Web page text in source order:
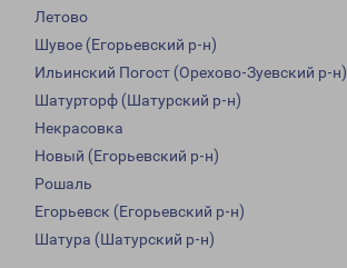
Летово
Шувое (Егорьевский р-н)
Ильинский Погост (Орехово-Зуевский р-н)
Шатурторф (Шатурский р-н)
Некрасовка
Новый (Егорьевский р-н)
Рошаль
Егорьевск (Егорьевский р-н)
Шатура (Шатурский р-н)